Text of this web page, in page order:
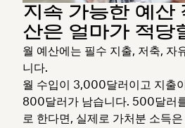
지속 가능한 예산
산은 얼마가 적당
월 예산에는 필수 지출, 저축, 자
니다.
월 수입이 3,000달러이고 지출
800달러가 남습니다. 500달러
로 한다면, 실제로 가처분 소득